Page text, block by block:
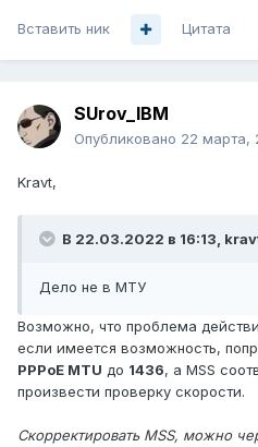
Вставить ник Цитата
SUrov_IBM
Опубликовано 22 марта,
Kravt,
В 22.03.2022 в 16:13,
Дело не в МТУ
Возможно, что проблема
если имеется возможность,
PPPoE MTU до 1436, а MSS
произвести проверку скорости.
Скорректировать MSS, можно